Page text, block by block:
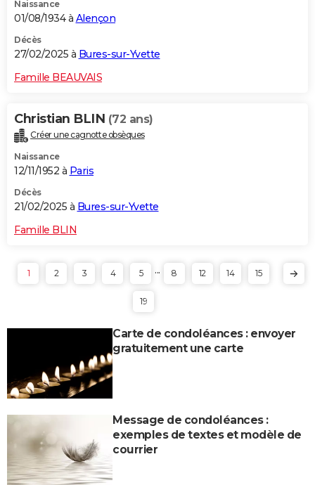
Naissance
01/08/1934 à Alençon
Décès
27/02/2025 à Bures-sur-Yvette
Famille BEAUVAIS
Christian BLIN (72 ans)
Créer une cagnotte obsèques
Naissance
12/11/1952 à Paris
Décès
21/02/2025 à Bures-sur-Yvette
Famille BLIN
1 2 3 4 5 ... 8 12 14 15
19
Carte de condoléances : envoyer
gratuitement une carte
Message de condoléances :
exemples de textes et modèle de
courrier